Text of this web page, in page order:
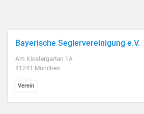
Bayerische Seglervereinigung e.V.
Am Klostergarten 1A
81241 München
Verein